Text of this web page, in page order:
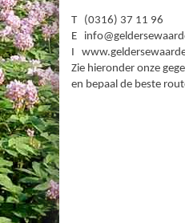
T (0316) 37 11 96
E
I
Zie hieronder onze
en bepaal de beste